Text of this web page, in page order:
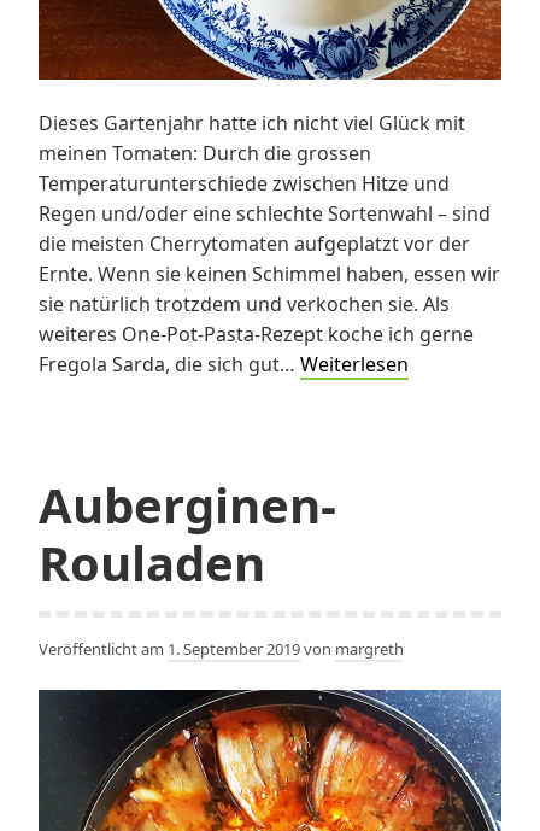
Dieses Gartenjahr hatte ich nicht viel Glück mit
meinen Tomaten: Durch die grossen
Temperaturunterschiede zwischen Hitze und
Regen und/oder eine schlechte Sortenwahl – sind
die meisten Cherrytomaten aufgeplatzt vor der
Ernte. Wenn sie keinen Schimmel haben, essen wir
sie natürlich trotzdem und verkochen sie. Als
weiteres One-Pot-Pasta-Rezept koche ich gerne
Fregola Sarda, die sich gut… Weiterlesen
Auberginen-
Rouladen
Veröffentlicht am 1. September 2019von margreth